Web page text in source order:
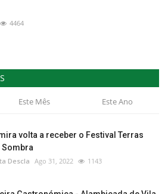
4464
Este Mês Este Ano
volta a receber o Festival Terras
Sombra
Descla Ago 31, 2022 1143